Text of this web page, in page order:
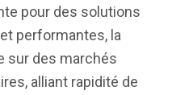
pour des solutions
performantes, la
sur des marchés
alliant rapidité de